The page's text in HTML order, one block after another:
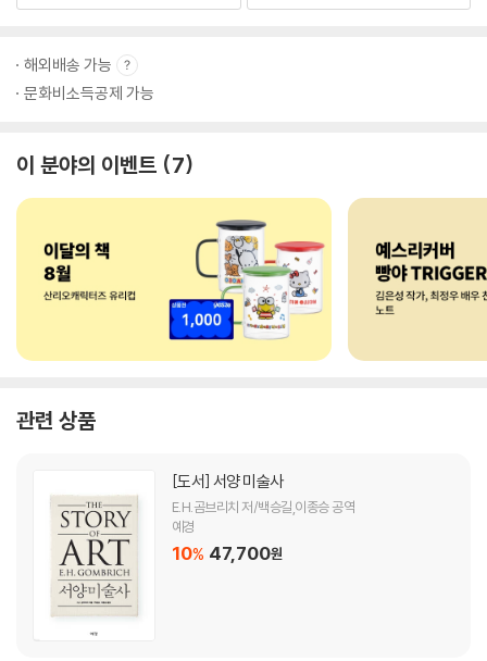
해외배송 가능
문화비소득공제 가능
이 분야의 이벤트 7
관련 상품
[도서] 서양 미술사
E.H.곰브리치 저/백승길,이종승 공역
예경
10% 47,700원